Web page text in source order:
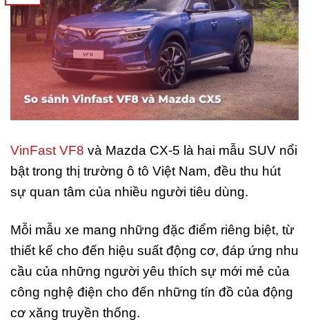
VinFast VF8 và Mazda CX-5 là hai mẫu SUV nổi
bật trong thị trường ô tô Việt Nam, đều thu hút
sự quan tâm của nhiều người tiêu dùng.
Mỗi mẫu xe mang những đặc điểm riêng biệt, từ
thiết kế cho đến hiệu suất động cơ, đáp ứng nhu
cầu của những người yêu thích sự mới mẻ của
công nghệ điện cho đến những tín đồ của động
cơ xăng truyền thống.